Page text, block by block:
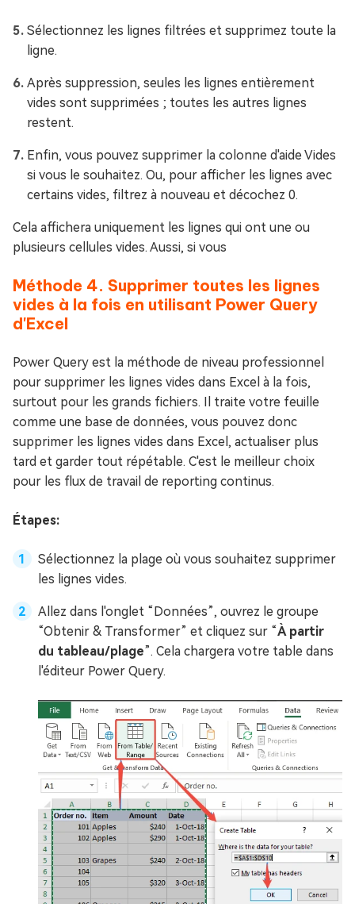
Sélectionnez les lignes filtrées et supprimez toute la
ligne.
Après suppression, seules les lignes entièrement
vides sont supprimées ; toutes les autres lignes
restent.
Enfin, vous pouvez supprimer la colonne d'aide Vides
si vous le souhaitez. Ou, pour afficher les lignes avec
certains vides, filtrez à nouveau et décochez 0.
Cela affichera uniquement les lignes qui ont une ou
plusieurs cellules vides. Aussi, si vous
Méthode 4. Supprimer toutes les lignes
vides à la fois en utilisant Power Query
d'Excel
Power Query est la méthode de niveau professionnel
pour supprimer les lignes vides dans Excel à la fois,
surtout pour les grands fichiers. Il traite votre feuille
comme une base de données, vous pouvez donc
supprimer les lignes vides dans Excel, actualiser plus
tard et garder tout répétable. C'est le meilleur choix
pour les flux de travail de reporting continus.
Étapes:
Sélectionnez la plage où vous souhaitez supprimer
les lignes vides.
Allez dans l'onglet “Données”, ouvrez le groupe
“Obtenir & Transformer” et cliquez sur “À partir
du tableau/plage”. Cela chargera votre table dans
l'éditeur Power Query.